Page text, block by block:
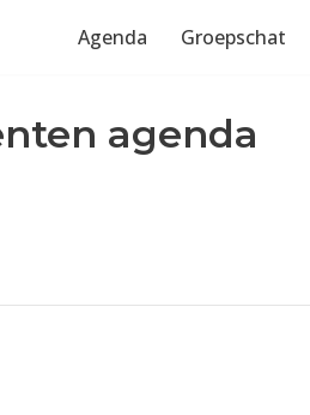
Agenda Groepschat
agenda